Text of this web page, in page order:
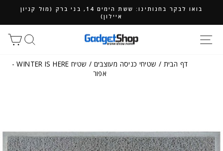
בואו לבקר בחנותינו: ששת הימים 14, בני ברק (מול קניון
איילון)
חיפוש
דף הבית / שטיחי כניסה מעוצבים /
שטיח WINTER IS HERE -
אפור